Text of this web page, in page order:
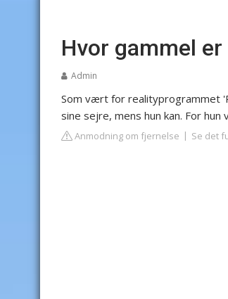
Hvor gammel er
Admin
Som vært for realityprogrammet
sine sejre, mens hun kan. For
Anmodning om fjernelse Se det